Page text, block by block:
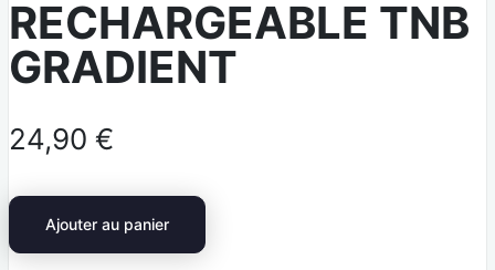
RECHARGEABLE TNB
GRADIENT
24,90 €
Ajouter au panier